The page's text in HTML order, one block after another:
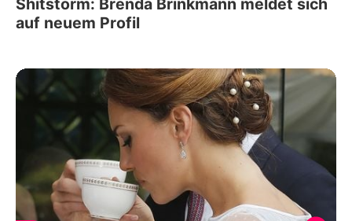
Shitstorm: Brenda Brinkmann meldet sich
auf neuem Profil